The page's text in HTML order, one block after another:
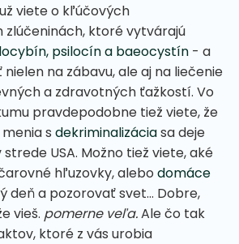
viete o kľúčových
ktoré vytvárajú
psilocín a baeocystín - a
nielen na zábavu, ale aj na liečenie
a zdravotných ťažkostí. Vo
pravdepodobne tiež viete, že
s dekriminalizáciasa deje
USA. Možno tiež viete, aké
hľuzovky, alebo domáce
deň a pozorovať svet... Dobre,
vieš. pomerne veľa.Ale čo tak
ktoré z vás urobia